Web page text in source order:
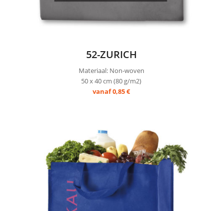
52-ZURICH
Materiaal: Non-woven
50 x 40 cm (80 g/m2)
vanaf 0,85 €